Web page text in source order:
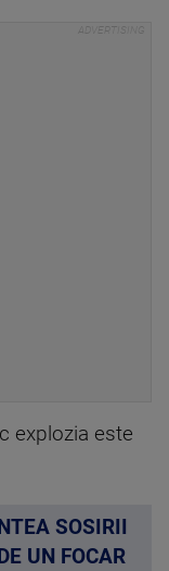
explozia este
SOSIRII
UN FOCAR